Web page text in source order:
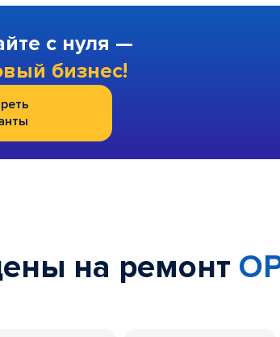
с нуля —
бизнес!
на ремонт